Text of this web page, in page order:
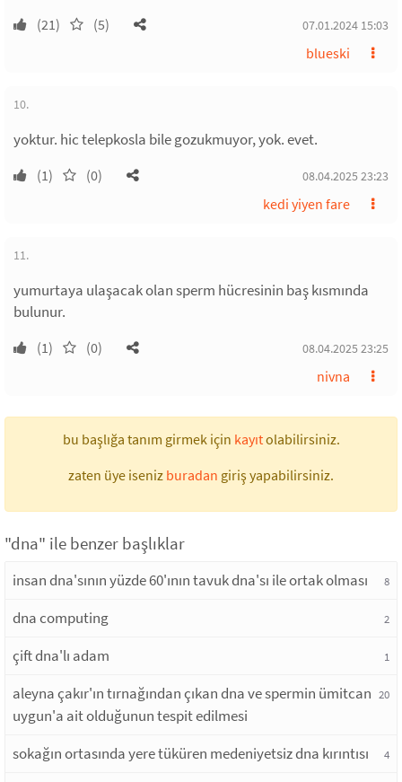
(21) (5) 07.01.2024 15:03
blueski
10.
yoktur. hic telepkosla bile gozukmuyor, yok. evet.
(1) (0) 08.04.2025 23:23
kedi yiyen fare
11.
yumurtaya ulaşacak olan sperm hücresinin baş kısmında
bulunur.
(1) (0) 08.04.2025 23:25
nivna
bu başlığa tanım girmek için kayıtolabilirsiniz.
zaten üye iseniz buradan giriş yapabilirsiniz.
"dna" ile benzer başlıklar
insan dna'sının yüzde 60'ının tavuk dna'sı ile ortak olması 8
dna computing 2
çift dna'lı adam 1
aleyna çakır'ın tırnağından çıkan dna ve spermin ümitcan
uygun'a ait olduğunun tespit edilmesi
20
sokağın ortasında yere tüküren medeniyetsiz dna kırıntısı 4